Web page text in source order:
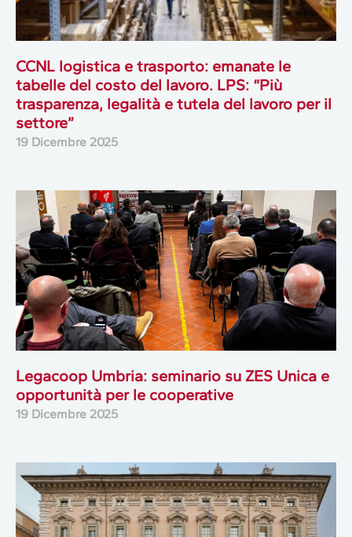
CCNL logistica e trasporto: emanate le
tabelle del costo del lavoro. LPS: “Più
trasparenza, legalità e tutela del lavoro per il
settore”
19 Dicembre 2025
Legacoop Umbria: seminario su ZES Unica e
opportunità per le cooperative
19 Dicembre 2025